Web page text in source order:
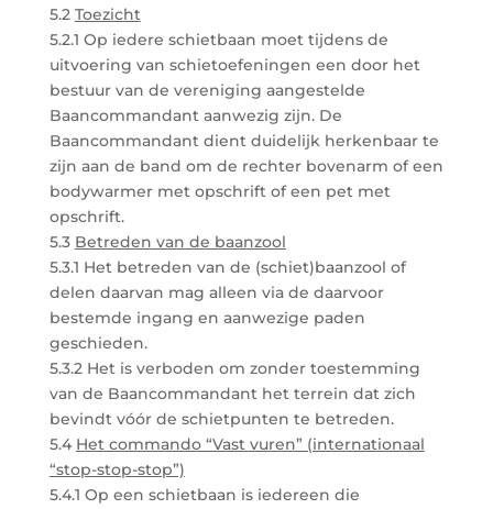
5.2 Toezicht
5.2.1 Op iedere schietbaan moet tijdens de
uitvoering van schietoefeningen een door het
bestuur van de vereniging aangestelde
Baancommandant aanwezig zijn. De
Baancommandant dient duidelijk herkenbaar te
zijn aan de band om de rechter bovenarm of een
bodywarmer met opschrift of een pet met
opschrift.
5.3 Betreden van de baanzool
5.3.1 Het betreden van de (schiet)baanzool of
delen daarvan mag alleen via de daarvoor
bestemde ingang en aanwezige paden
geschieden.
5.3.2 Het is verboden om zonder toestemming
van de Baancommandant het terrein dat zich
bevindt vóór de schietpunten te betreden.
5.4 Het commando “Vast vuren” (internationaal
“stop-stop-stop”)
5.4.1 Op een schietbaan is iedereen die